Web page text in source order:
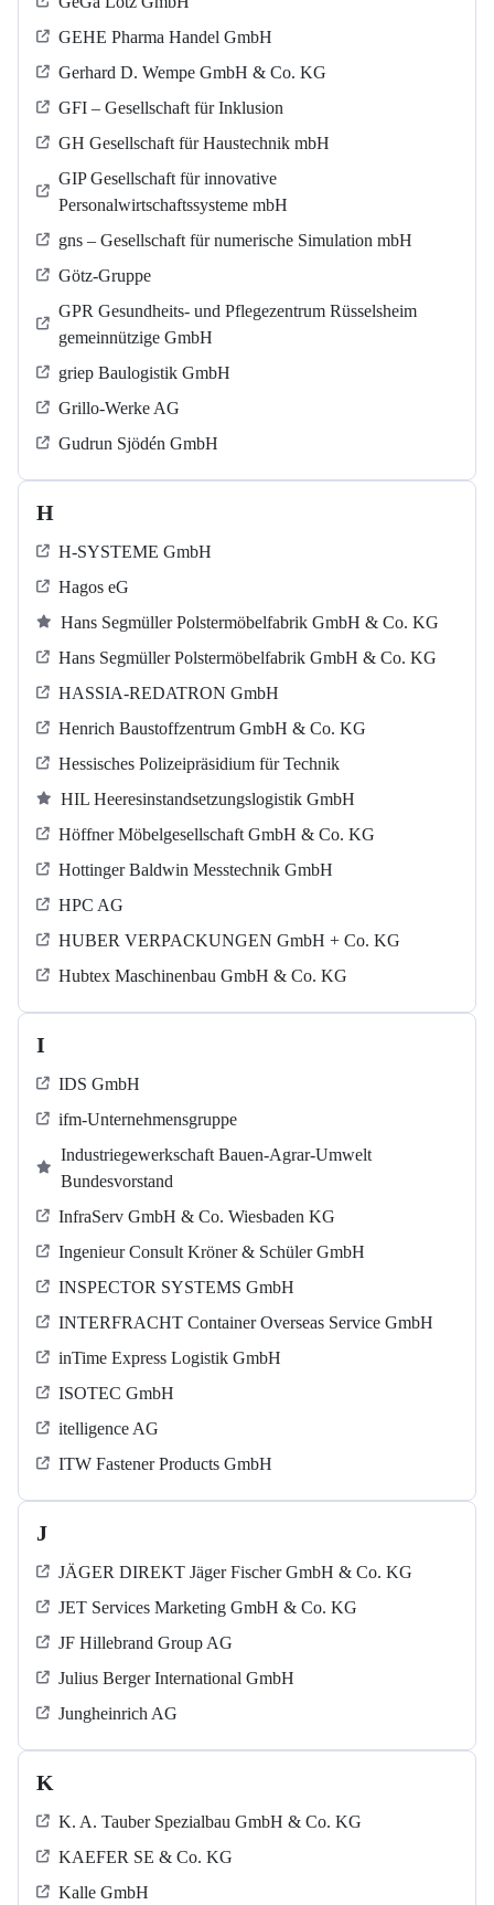
GEHE Pharma Handel GmbH
Gerhard D. Wempe GmbH & Co. KG
GFI – Gesellschaft für Inklusion
GH Gesellschaft für Haustechnik mbH
GIP Gesellschaft für innovative
Personalwirtschaftssysteme mbH
gns – Gesellschaft für numerische Simulation mbH
Götz-Gruppe
GPR Gesundheits- und Pflegezentrum Rüsselsheim
gemeinnützige GmbH
griep Baulogistik GmbH
Grillo-Werke AG
Gudrun Sjödén GmbH
H
H-SYSTEME GmbH
Hagos eG
Hans Segmüller Polstermöbelfabrik GmbH & Co. KG
Hans Segmüller Polstermöbelfabrik GmbH & Co. KG
HASSIA-REDATRON GmbH
Henrich Baustoffzentrum GmbH & Co. KG
Hessisches Polizeipräsidium für Technik
HIL Heeresinstandsetzungslogistik GmbH
Höffner Möbelgesellschaft GmbH & Co. KG
Hottinger Baldwin Messtechnik GmbH
HPC AG
HUBER VERPACKUNGEN GmbH + Co. KG
Hubtex Maschinenbau GmbH & Co. KG
I
IDS GmbH
ifm-Unternehmensgruppe
Industriegewerkschaft Bauen-Agrar-Umwelt
Bundesvorstand
InfraServ GmbH & Co. Wiesbaden KG
Ingenieur Consult Kröner & Schüler GmbH
INSPECTOR SYSTEMS GmbH
INTERFRACHT Container Overseas Service GmbH
inTime Express Logistik GmbH
ISOTEC GmbH
itelligence AG
ITW Fastener Products GmbH
J
JÄGER DIREKT Jäger Fischer GmbH & Co. KG
JET Services Marketing GmbH & Co. KG
JF Hillebrand Group AG
Julius Berger International GmbH
Jungheinrich AG
K
K. A. Tauber Spezialbau GmbH & Co. KG
KAEFER SE & Co. KG
Kalle GmbH